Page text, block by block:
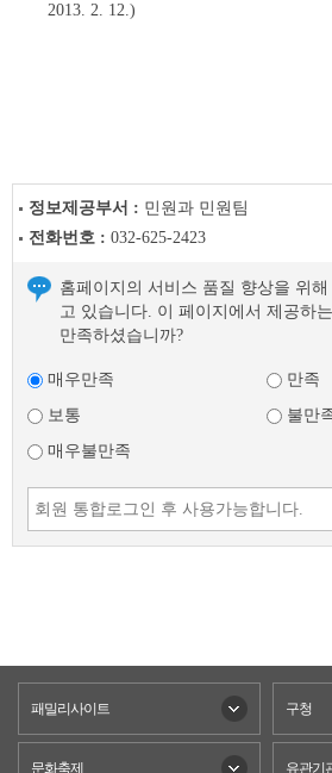
2013. 2. 12.)
정보제공부서 : 민원과 민원팀
전화번호 : 032-625-2423
홈페이지의 서비스 품질 향상을 위
고 있습니다. 이 페이지에서 제공하
만족하셨습니까?
매우만족
만족
보통
불만
매우불만족
패밀리사이트 구청
문화축제 유관기